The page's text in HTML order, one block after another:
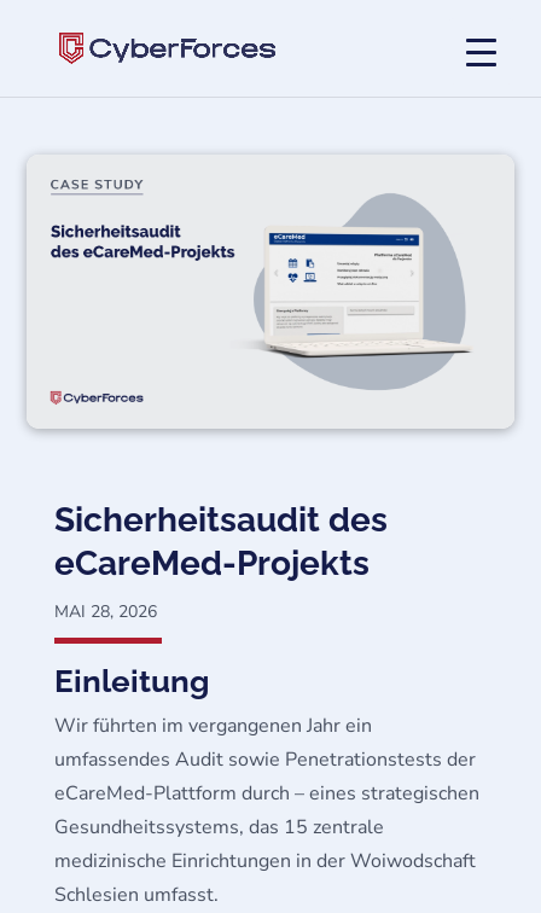
Sicherheitsaudit des
eCareMed-Projekts
MAI 28, 2026
Einleitung
Wir führten im vergangenen Jahr ein
umfassendes Audit sowie Penetrationstests der
eCareMed-Plattform durch – eines strategischen
Gesundheitssystems, das 15 zentrale
medizinische Einrichtungen in der Woiwodschaft
Schlesien umfasst.